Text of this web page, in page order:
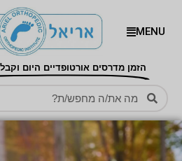
MENU
הזמן מדרסים אורטופדיים היום